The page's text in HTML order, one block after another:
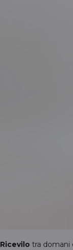
Ricevilo tra domani